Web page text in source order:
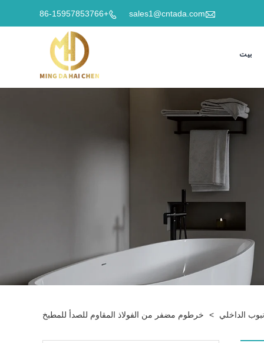

sales1@cntada.com

+86-15957853766
بيت
الداخلي > خرطوم مضفر من الفولاذ المقاوم للصدأ للمطبخ